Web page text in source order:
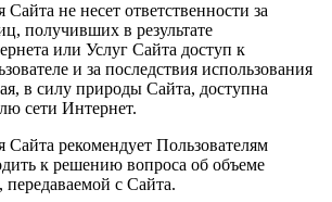
не несет ответственности за
получивших в результате
или Услуг Сайта доступ к
и за последствия использования
в силу природы Сайта, доступна
сети Интернет.
рекомендует Пользователям
к решению вопроса об объеме
с Сайта.